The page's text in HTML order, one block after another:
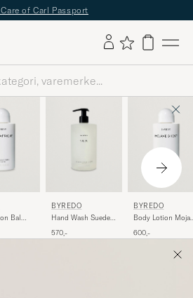
of Carl Passport
Bal
BYREDO
Hand Wash Suede
570,-
BYREDO
Body Lotion
600,-